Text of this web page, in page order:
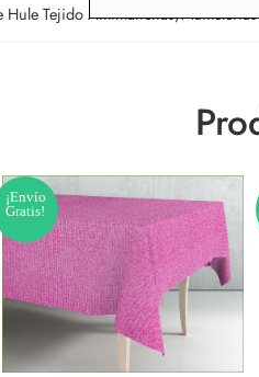
Hule Tejido Antimanchas,Mantelerías
¡Envío
Gratis!